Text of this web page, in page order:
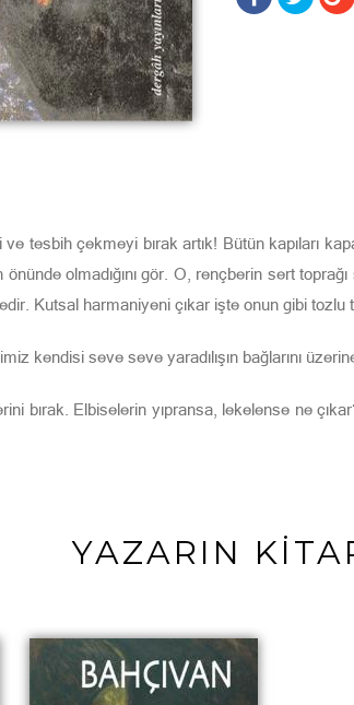
tesbih çekmeyi bırak artık! Bütün kapıları
olmadığını gör. O, rençberin sert
Kutsal harmaniyeni çıkar işte onun gibi tozlu
kendisi seve seve yaradılışın bağlarını
bırak. Elbiselerin yıpransa, lekelense ne
YAZARIN